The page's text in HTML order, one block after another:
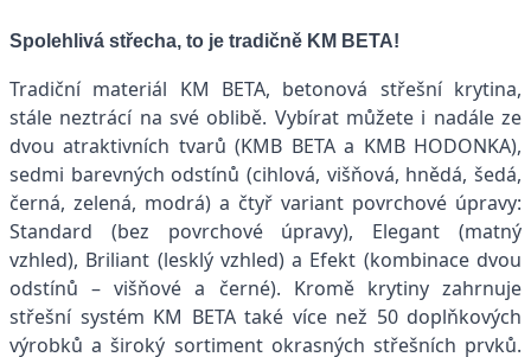
Spolehlivá střecha, to je tradičně KM BETA!
Tradiční materiál KM BETA, betonová střešní krytina,
stále neztrácí na své oblibě. Vybírat můžete i nadále ze
dvou atraktivních tvarů (KMB BETA a KMB HODONKA),
sedmi barevných odstínů (cihlová, višňová, hnědá, šedá,
černá, zelená, modrá) a čtyř variant povrchové úpravy:
Standard (bez povrchové úpravy), Elegant (matný
vzhled), Briliant (lesklý vzhled) a Efekt (kombinace dvou
odstínů – višňové a černé). Kromě krytiny zahrnuje
střešní systém KM BETA také více než 50 doplňkových
výrobků a široký sortiment okrasných střešních prvků.